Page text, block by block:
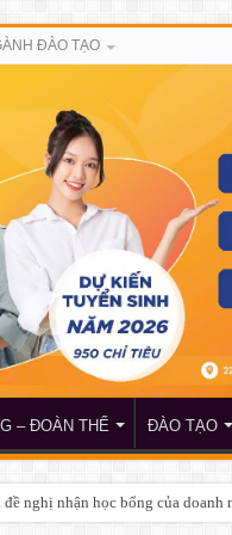
ĐÀO TẠO
– ĐOÀN THỂ ĐÀO TẠO
nghị nhận học bổng của